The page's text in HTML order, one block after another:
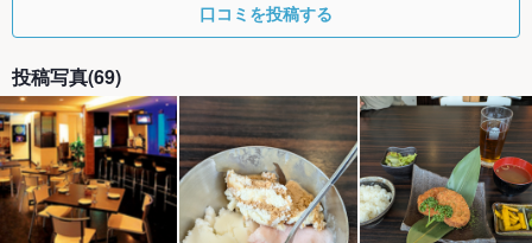
口コミを投稿する
投稿写真(69)